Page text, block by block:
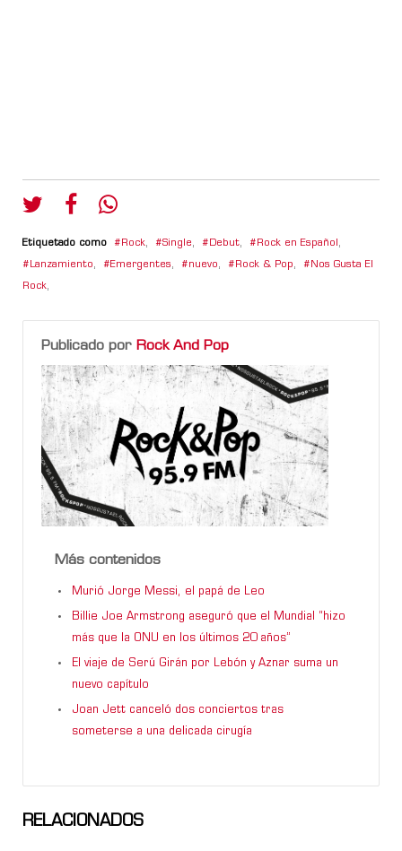
Etiquetado como Rock, Single, Debut, Rock en Español ,
Lanzamiento, Emergentes, nuevo, Rock & Pop, Nos Gusta El
Rock,
Publicado por Rock And Pop
Más contenidos
Murió Jorge Messi, el papá de Leo
Billie Joe Armstrong aseguró que el Mundial “hizo
más que la ONU en los últimos 20 años”
El viaje de Serú Girán por Lebón y Aznar suma un
nuevo capítulo
Joan Jett canceló dos conciertos tras
someterse a una delicada cirugía
RELACIONADOS